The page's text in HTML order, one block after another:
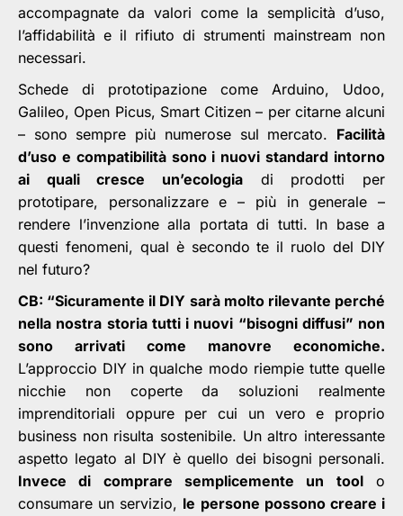
accompagnate da valori come la semplicità d’uso,
l’affidabilità e il rifiuto di strumenti mainstream non
necessari.
Schede di prototipazione come Arduino, Udoo,
Galileo, Open Picus, Smart Citizen – per citarne alcuni
– sono sempre più numerose sul mercato. Facilità
d’uso e compatibilità sono i nuovi standard intorno
ai quali cresce un’ecologia di prodotti per
prototipare, personalizzare e – più in generale –
rendere l’invenzione alla portata di tutti. In base a
questi fenomeni, qual è secondo te il ruolo del DIY
nel futuro?
CB: “Sicuramente il DIY sarà molto rilevante perché
nella nostra storia tutti i nuovi “bisogni diffusi” non
sono arrivati come manovre economiche.
L’approccio DIY in qualche modo riempie tutte quelle
nicchie non coperte da soluzioni realmente
imprenditoriali oppure per cui un vero e proprio
business non risulta sostenibile. Un altro interessante
aspetto legato al DIY è quello dei bisogni personali.
Invece di comprare semplicemente un toolo
consumare un servizio, le persone possono creare i